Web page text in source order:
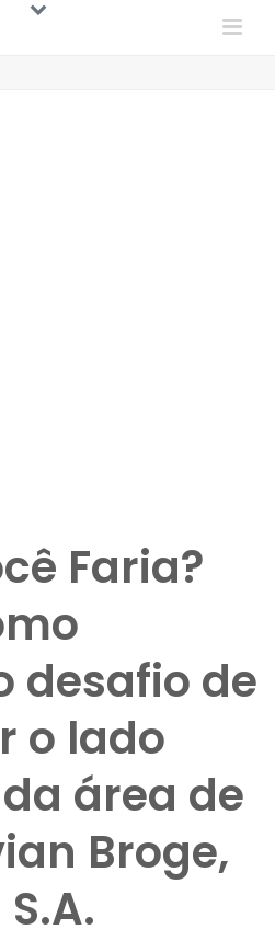
Faria?
desafio de
o lado
área de
Broge,